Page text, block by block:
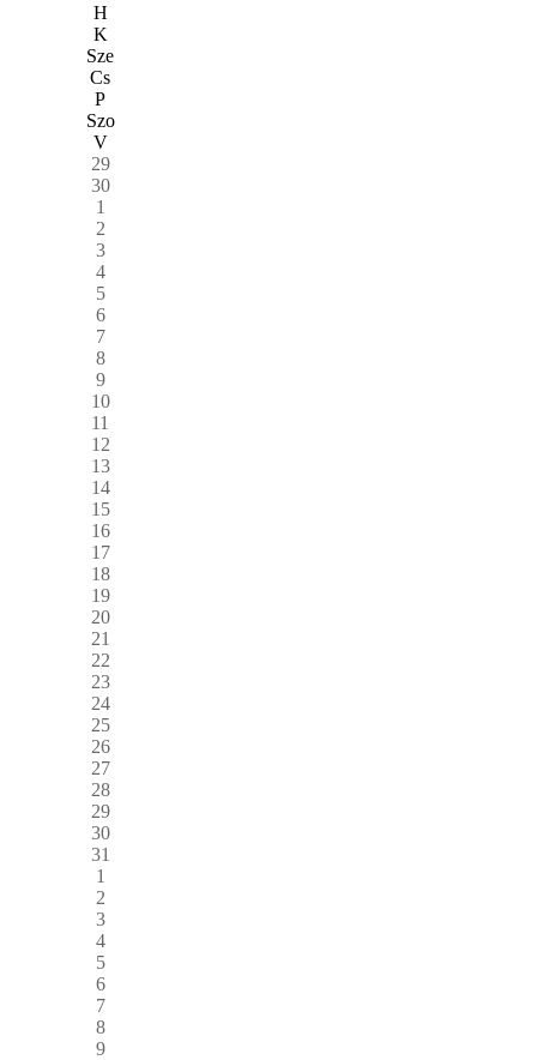
H
K
Sze
Cs
P
Szo
V
29
30
1
2
3
4
5
6
7
8
9
10
11
12
13
14
15
16
17
18
19
20
21
22
23
24
25
26
27
28
29
30
31
1
2
3
4
5
6
7
8
9